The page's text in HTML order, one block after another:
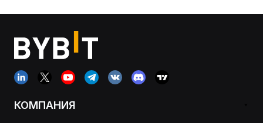
КОМПАНИЯ